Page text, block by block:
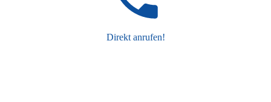
Direkt anrufen!